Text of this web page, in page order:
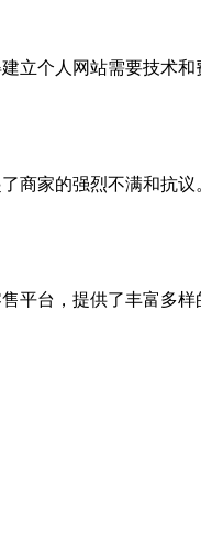
立个人网站需要技术和
商家的强烈不满和抗议
平台，提供了丰富多